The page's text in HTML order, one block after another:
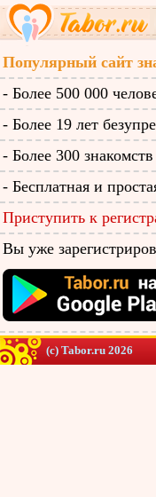
Популярный сайт
- Более 500 000
- Более 19 лет
- Более 300
- Бесплатная и
Приступить к
Вы уже
(c) Tabor.ru 2026